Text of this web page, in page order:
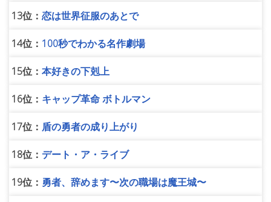
13位： 恋は世界征服のあとで
14位： 100秒でわかる名作劇場
15位： 本好きの下剋上
16位： キャップ革命 ボトルマン
17位： 盾の勇者の成り上がり
18位： デート・ア・ライブ
19位： 勇者、辞めます〜次の職場は魔王城〜